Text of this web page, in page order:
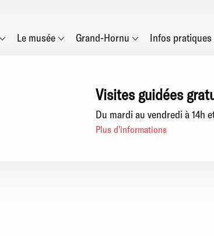
Le musée Grand-Hornu Infos pratiques
Visites guidées
Du mardi au vendredi à 14h
Plus d'informations